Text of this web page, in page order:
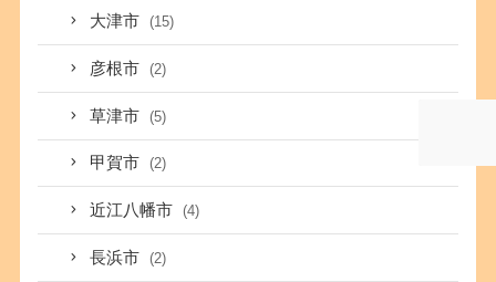
大津市 (15)
彦根市 (2)
草津市 (5)
甲賀市 (2)
近江八幡市 (4)
長浜市 (2)